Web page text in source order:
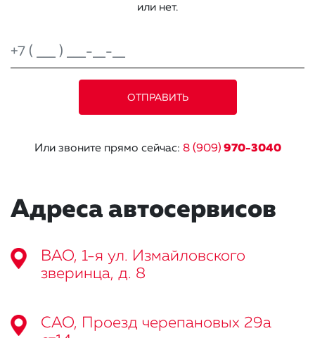
или нет.
Или звоните прямо сейчас: 8 (909) 970-3040
Адреса автосервисов
ВАО, 1-я ул. Измайловского
зверинца, д. 8
САО, Проезд черепановых 29а